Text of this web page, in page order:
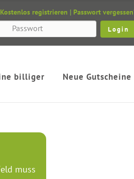
Kostenlos registrieren | Passwort
billiger Neue Gutscheine
muss